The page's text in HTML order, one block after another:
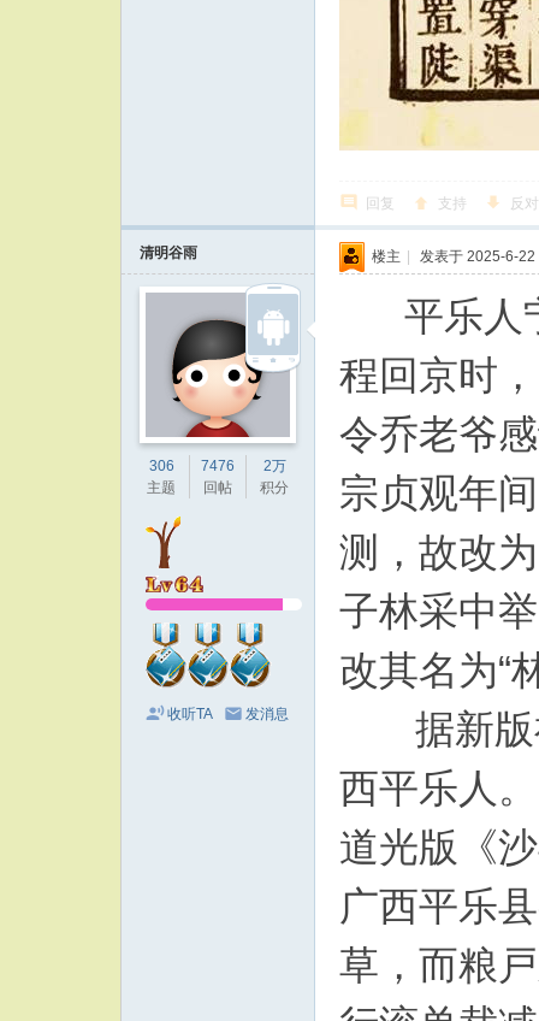
回复 支持 反对
清明谷雨
306
主题
7476
回帖
2万
积分
收听TA 发消息
楼主 | 发表于 2025-6-
平乐人
程回京时
令乔老爷
宗贞观年
测，故改
子林采中
改其名为“
据新版
西平乐人
道光版《
广西平乐
草，而粮